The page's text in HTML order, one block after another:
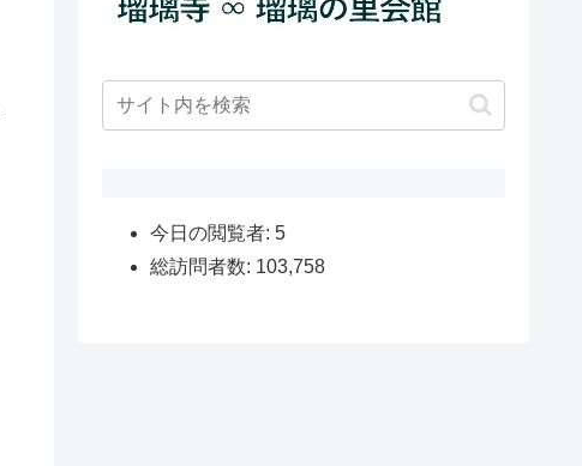
今日の閲覧者: 5
総訪問者数: 103,758